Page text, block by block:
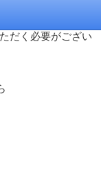
だく必要がござい